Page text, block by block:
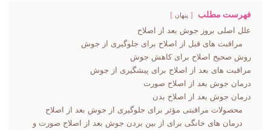
فهرست مطلب پنهان
علل اصلی بروز جوش بعد از اصلاح
مراقبت های قبل از اصلاح برای جلوگیری از جوش
روش صحیح اصلاح برای کاهش جوش
مراقبت های بعد از اصلاح برای پیشگیری از جوش
درمان جوش بعد از اصلاح صورت
درمان جوش بعد از اصلاح بدن
محصولات مراقبتی مؤثر برای جلوگیری از جوش بعد از اصلاح
درمان های خانگی برای از بین بردن جوش بعد از اصلاح صورت و